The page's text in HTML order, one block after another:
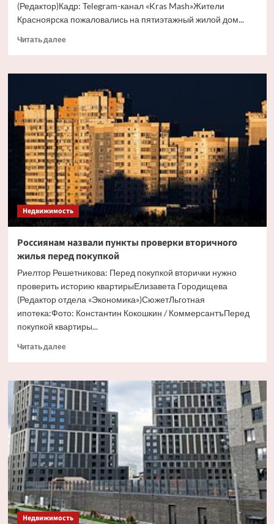
(Редактор)Кадр: Telegram-канал «Kras Mash»Жители
Красноярска пожаловались на пятиэтажный жилой дом...
Читать далееПрочитать
Жители
российского
города
пожаловались
на
разваливающийся
дом
Недвижимость
Россиянам назвали пункты проверки вторичного
жилья перед покупкой
Риелтор Решетникова: Перед покупкой вторички нужно
проверить историю квартирыЕлизавета Городищева
(Редактор отдела «Экономика»)СюжетЛьготная
ипотека:Фото: Константин Кокошкин / КоммерсантъПеред
покупкой квартиры...
Читать далееПрочитать
Россиянам
назвали
пункты
проверки
вторичного
жилья
перед
покупкой
Недвижимость